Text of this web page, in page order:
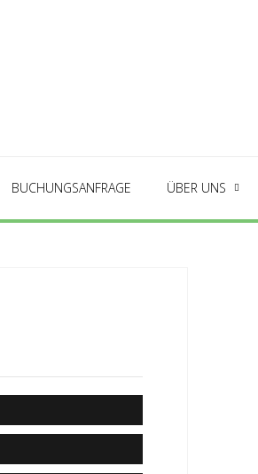
BUCHUNGSANFRAGE ÜBER UNS